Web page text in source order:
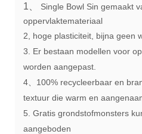
1、 Single Bowl Sin gemaakt
oppervlaktemateriaal
2, hoge plasticiteit, bijna geen
3. Er bestaan ​​modellen voor
worden aangepast.
4、100% recycleerbaar en
textuur die warm en
5. Gratis grondstofmonsters
aangeboden